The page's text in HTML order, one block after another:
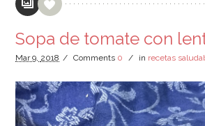
Sopa de tomate con
Mar9, 2018 / Comments 0 / in recetas